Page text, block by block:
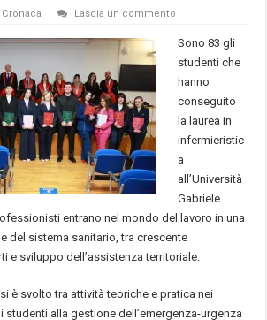
Cronaca Lascia un commento
Sono 83 gli
studenti che
hanno
conseguito
la laurea in
infermieristic
a
all’Università
Gabriele
entrano nel mondo del lavoro in una
del sistema sanitario, tra crescente
e sviluppo dell’assistenza territoriale.
è svolto tra attività teoriche e pratica nei
studenti alla gestione dell’emergenza-urgenza